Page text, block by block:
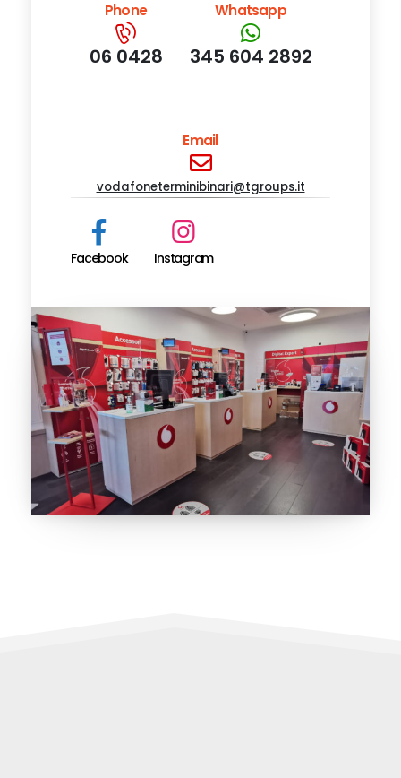
Phone
06 0428
Whatsapp
345 604 2892
Email
vodafoneterminibinari@tgroups.it
Facebook Instagram